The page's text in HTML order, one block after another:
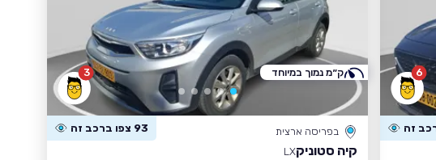
6
3
בפריסה ארצית 93 צפו ברכב זה
קיה סטוניקLX
ק״מ נמוך במיוחד